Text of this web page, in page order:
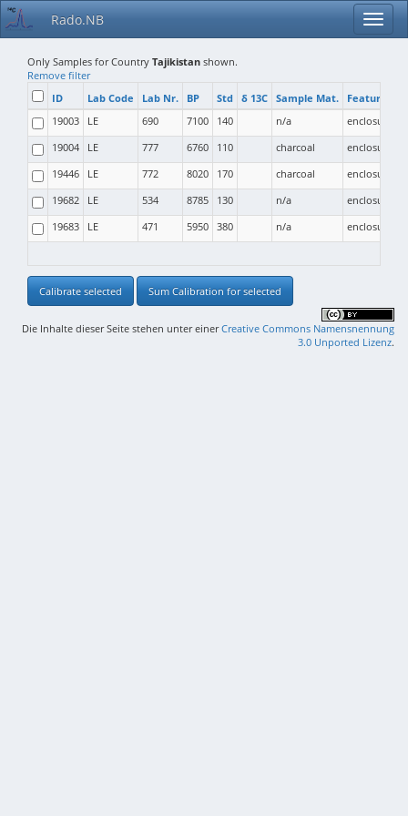
Rado.NB
Only Samples for Country Tajikistan shown.
Remove filter
ID
Lab Code Lab Nr. BP Std δ 13C Sample Mat.
Feature
19003
LE 690 7100 140 n/a
enclosure
19004
LE 777 6760 110 charcoal
enclosure
19446
LE 772 8020 170 charcoal
enclosure
19682
LE 534 8785 130 n/a
enclosure
19683
LE 471 5950 380 n/a enclosure
Calibrate selected Sum Calibration for selected
Die Inhalte dieser Seite stehen unter einerCreative Commons Namensnennung
3.0 Unported Lizenz.